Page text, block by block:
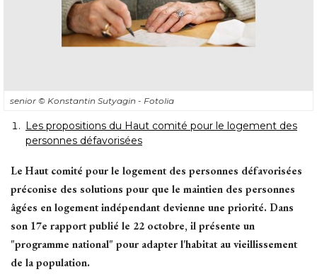
senior © Konstantin Sutyagin - Fotolia
Les propositions du Haut comité pour le logement des
personnes défavorisées
Le Haut comité pour le logement des personnes défavorisées
préconise des solutions pour que le maintien des personnes
âgées en logement indépendant devienne une priorité. Dans
son 17e rapport publié le 22 octobre, il présente un
"programme national" pour adapter l'habitat au vieillissement
de la population.